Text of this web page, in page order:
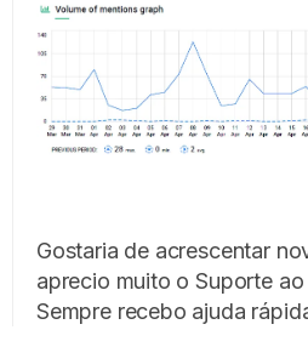
Gostaria de acrescentar
aprecio muito o Suporte
Sempre recebo ajuda